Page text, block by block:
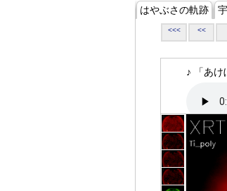
はやぶさの軌跡
<<< <<
♪ 「あけ